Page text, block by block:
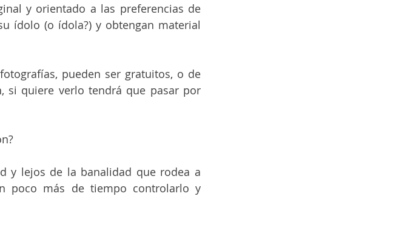
y orientado a las preferencias de
ídolo (o ídola?) y obtengan material
pueden ser gratuitos, o de
si quiere verlo tendrá que pasar por
y lejos de la banalidad que rodea a
poco más de tiempo controlarlo y